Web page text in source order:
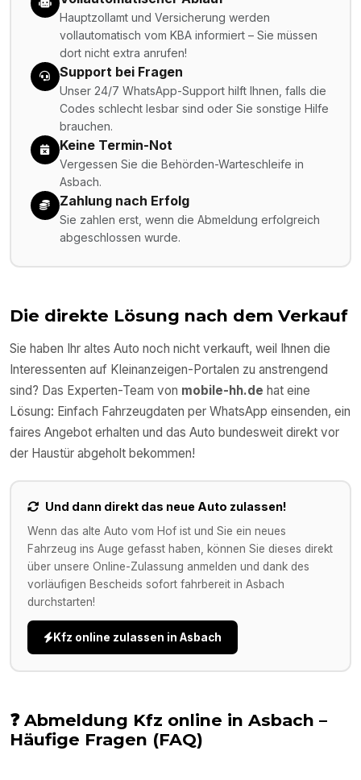
Hauptzollamt und Versicherung werden
vollautomatisch vom KBA informiert – Sie müssen
dort nicht extra anrufen!
Support bei Fragen
Unser 24/7 WhatsApp-Support hilft Ihnen, falls die
Codes schlecht lesbar sind oder Sie sonstige Hilfe
brauchen.
Keine Termin-Not
Vergessen Sie die Behörden-Warteschleife in
Asbach.
Zahlung nach Erfolg
Sie zahlen erst, wenn die Abmeldung erfolgreich
abgeschlossen wurde.
Die direkte Lösung nach dem Verkauf
Sie haben Ihr altes Auto noch nicht verkauft, weil Ihnen die
Interessenten auf Kleinanzeigen-Portalen zu anstrengend
sind? Das Experten-Team von mobile-hh.de hat eine
Lösung: Einfach Fahrzeugdaten per WhatsApp einsenden, ein
faires Angebot erhalten und das Auto bundesweit direkt vor
der Haustür abgeholt bekommen!
Und dann direkt das neue Auto zulassen!
Wenn das alte Auto vom Hof ist und Sie ein neues
Fahrzeug ins Auge gefasst haben, können Sie dieses direkt
über unsere Online-Zulassung anmelden und dank des
vorläufigen Bescheids sofort fahrbereit in Asbach
durchstarten!
Kfz online zulassen in Asbach
❓ Abmeldung Kfz online in Asbach –
Häufige Fragen (FAQ)